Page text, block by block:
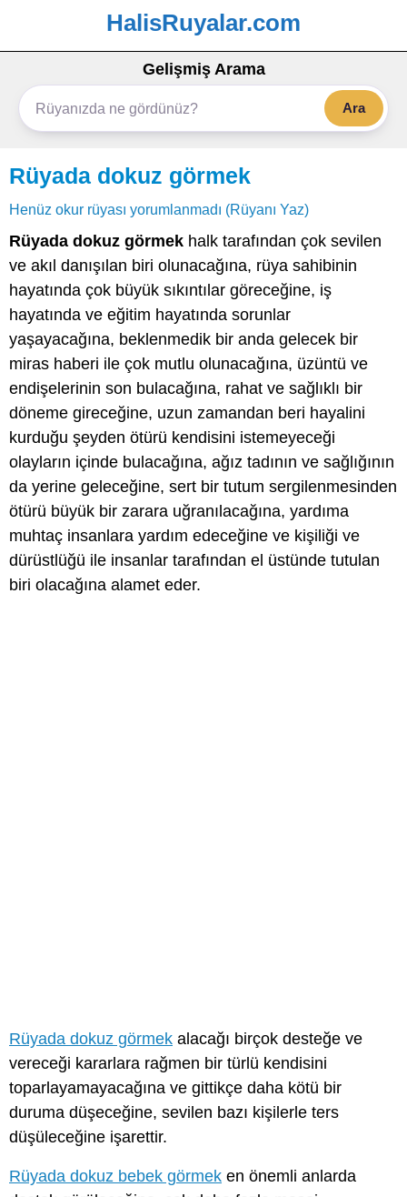
HalisRuyalar.com
Gelişmiş Arama
Ara
Rüyada dokuz görmek
Henüz okur rüyası yorumlanmadı (Rüyanı Yaz)
Rüyada dokuz görmek halk tarafından çok sevilen
ve akıl danışılan biri olunacağına, rüya sahibinin
hayatında çok büyük sıkıntılar göreceğine, iş
hayatında ve eğitim hayatında sorunlar
yaşayacağına, beklenmedik bir anda gelecek bir
miras haberi ile çok mutlu olunacağına, üzüntü ve
endişelerinin son bulacağına, rahat ve sağlıklı bir
döneme gireceğine, uzun zamandan beri hayalini
kurduğu şeyden ötürü kendisini istemeyeceği
olayların içinde bulacağına, ağız tadının ve sağlığının
da yerine geleceğine, sert bir tutum sergilenmesinden
ötürü büyük bir zarara uğranılacağına, yardıma
muhtaç insanlara yardım edeceğine ve kişiliği ve
dürüstlüğü ile insanlar tarafından el üstünde tutulan
biri olacağına alamet eder.
Rüyada dokuz görmek alacağı birçok desteğe ve
vereceği kararlara rağmen bir türlü kendisini
toparlayamayacağına ve gittikçe daha kötü bir
duruma düşeceğine, sevilen bazı kişilerle ters
düşüleceğine işarettir.
Rüyada dokuz bebek görmek en önemli anlarda